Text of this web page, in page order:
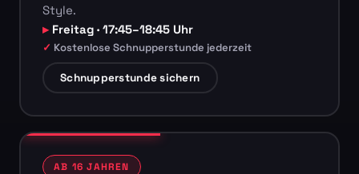
Style.
Freitag · 17:45–18:45 Uhr
Kostenlose Schnupperstunde jederzeit
Schnupperstunde sichern
AB 16 JAHREN